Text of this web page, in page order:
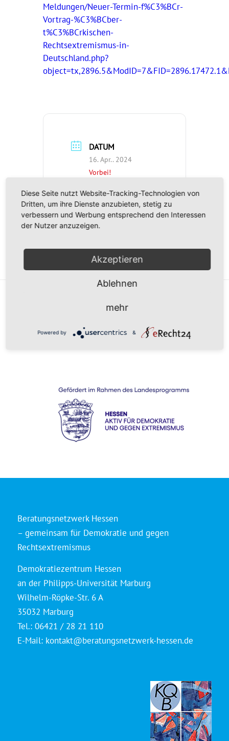
Meldungen/Neuer-Termin-f%C3%BCr-
Vortrag-%C3%BCber-
t%C3%BCrkischen-
Rechtsextremismus-in-
Deutschland.php?
DATUM
16. Apr.. 2024
Vorbei!
UHRZEIT
19:00 - 21:15
Beratungsnetzwerk Hessen
– gemeinsam für Demokratie und gegen
Rechtsextremismus
Demokratiezentrum Hessen
an der Philipps-Universität Marburg
Wilhelm-Röpke-Str. 6 A
35032 Marburg
Tel.: 06421 / 28 21 110
E-Mail: kontakt@beratungsnetzwerk-hessen.de
Diese Seite nutzt Website-Tracking-Technologien von
Dritten, um ihre Dienste anzubieten, stetig zu
verbessern und Werbung entsprechend den Interessen
der Nutzer anzuzeigen.
Akzeptieren
Ablehnen
mehr
Powered by &